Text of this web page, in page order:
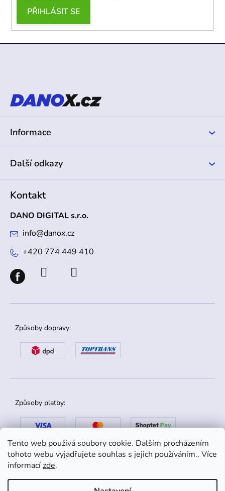
Tento web používá soubory cookie. Dalším procházením
tohoto webu vyjadřujete souhlas s jejich používáním.. Více
informacízde.
PŘIHLÁSIT SE
t
Informace
Další odkazy
Kontakt
DANO DIGITAL s.r.o.
info@danox.cz
+420 774 449 410
Způsoby dopravy:
Způsoby platby: